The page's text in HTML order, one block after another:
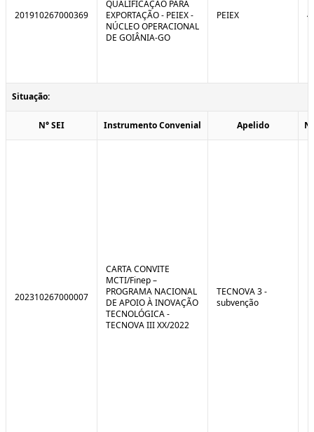
201910267000369
QUALIFICAÇÃO PARA
EXPORTAÇÃO - PEIEX -
NÚCLEO OPERACIONAL
DE GOIÂNIA-GO
PEIEX
Situação:
N° SEI Instrumento Convenial Apelido
202310267000007
CARTA CONVITE
MCTI/Finep –
PROGRAMA NACIONAL
DE APOIO À INOVAÇÃO
TECNOLÓGICA -
TECNOVA III XX/2022
TECNOVA 3 -
subvenção